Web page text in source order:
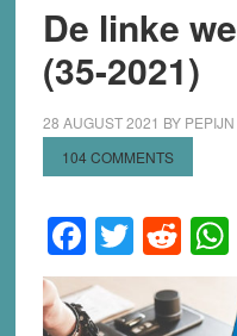
De linke
(35-2021)
28 AUGUST 2021 BY
104 COMMENTS